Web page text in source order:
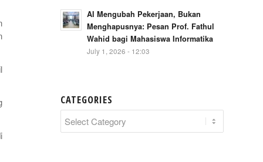
AI Mengubah Pekerjaan, Bukan
Menghapusnya: Pesan Prof. Fathul
Wahid bagi Mahasiswa Informatika
July 1, 2026 - 12:03
CATEGORIES
Categories